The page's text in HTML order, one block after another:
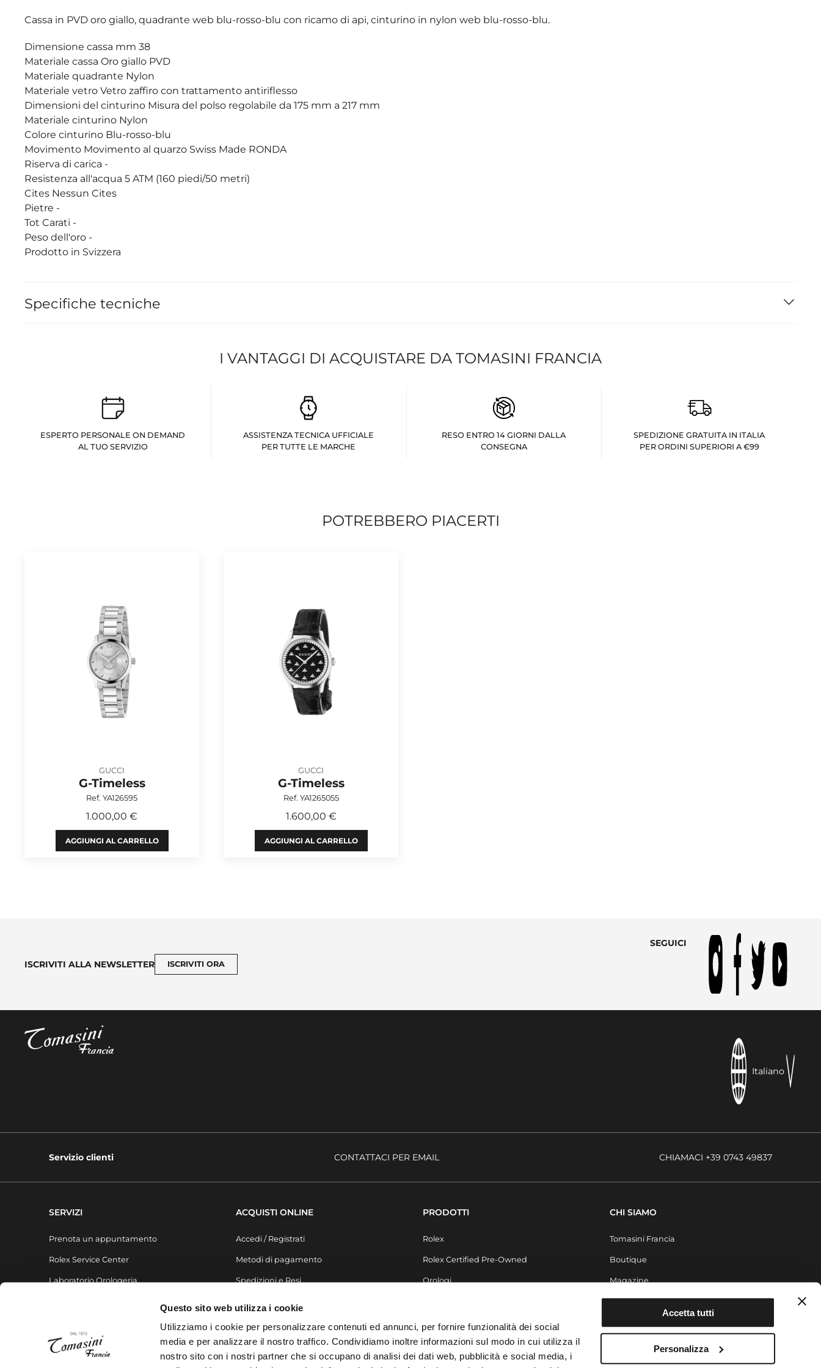
Questo sito web utilizza i cookie
Utilizziamo i cookie per personalizzare contenuti ed annunci, per fornire funzionalità dei social
media e per analizzare il nostro traffico. Condividiamo inoltre informazioni sul modo in cui utilizza il
nostro sito con i nostri partner che si occupano di analisi dei dati web, pubblicità e social media, i
Accetta tutti
Personalizza
Cassa in PVD oro giallo, quadrante web blu-rosso-blu con ricamo di api, cinturino in nylon web blu-rosso-blu.
Dimensione cassa mm 38
Materiale cassa Oro giallo PVD
Materiale quadrante Nylon
Materiale vetro Vetro zaffiro con trattamento antiriflesso
Dimensioni del cinturino Misura del polso regolabile da 175 mm a 217 mm
Materiale cinturino Nylon
Colore cinturino Blu-rosso-blu
Movimento Movimento al quarzo Swiss Made RONDA
Riserva di carica -
Resistenza all'acqua 5 ATM (160 piedi/50 metri)
Cites Nessun Cites
Pietre -
Tot Carati -
Peso dell'oro -
Prodotto in Svizzera
Specifiche tecniche
I VANTAGGI DI ACQUISTARE DA TOMASINI FRANCIA
ESPERTO PERSONALE ON DEMAND
AL TUO SERVIZIO
ASSISTENZA TECNICA UFFICIALE
PER TUTTE LE MARCHE
RESO ENTRO 14 GIORNI DALLA
CONSEGNA
SPEDIZIONE GRATUITA IN ITALIA
PER ORDINI SUPERIORI A €99
POTREBBERO PIACERTI
GUCCI
G-Timeless
Ref. YA126595
1.000,00 €
AGGIUNGI AL CARRELLO
GUCCI
G-Timeless
Ref. YA1265055
1.600,00 €
AGGIUNGI AL CARRELLO
ISCRIVITI ALLA NEWSLETTER ISCRIVITI ORA
SEGUICI
Italiano
Servizio clienti CONTATTACI PER EMAIL CHIAMACI +39 0743 49837
SERVIZI
Prenota un appuntamento
Rolex Service Center
Laboratorio Orologeria
ACQUISTI ONLINE
Accedi / Registrati
Metodi di pagamento
Spedizioni e Resi
PRODOTTI
Rolex
Rolex Certified Pre-Owned
Orologi
Gioielli
Accessori
Arredo & Design
CHI SIAMO
Tomasini Francia
Boutique
Magazine
Contatti